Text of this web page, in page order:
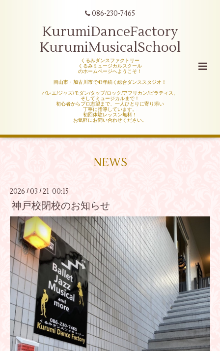
086-230-7465
KurumiDanceFactory
KurumiMusicalSchool
くるみダンスファクトリー
くるみミュージカルスクール
のホームページへようこそ！
岡山市・加古川市で43年続く総合ダンススタジオ！
バレエ/ジャズ/モダン/タップ/ロック/アフリカン/ピラティス、
そしてミュージカルまで！
初心者からプロ志望まで、一人ひとりに寄り添い
丁寧に指導しています。
初回体験レッスン無料！
お気軽にお問い合わせください。
NEWS
2026 / 03 / 21 00:15
神戸校閉校のお知らせ